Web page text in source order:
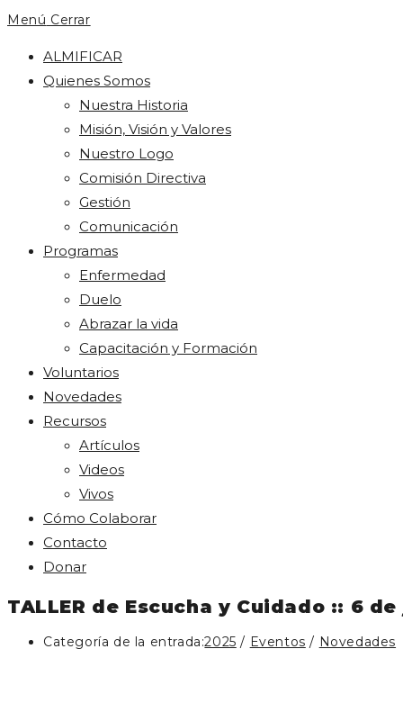
Menú Cerrar
ALMIFICAR
Quienes Somos
Nuestra Historia
Misión, Visión y Valores
Nuestro Logo
Comisión Directiva
Gestión
Comunicación
Programas
Enfermedad
Duelo
Abrazar la vida
Capacitación y Formación
Voluntarios
Novedades
Recursos
Artículos
Videos
Vivos
Cómo Colaborar
Contacto
Donar
TALLER de Escucha y Cuidado :: 6
Categoría de la entrada:2025 / Eventos / Novedades